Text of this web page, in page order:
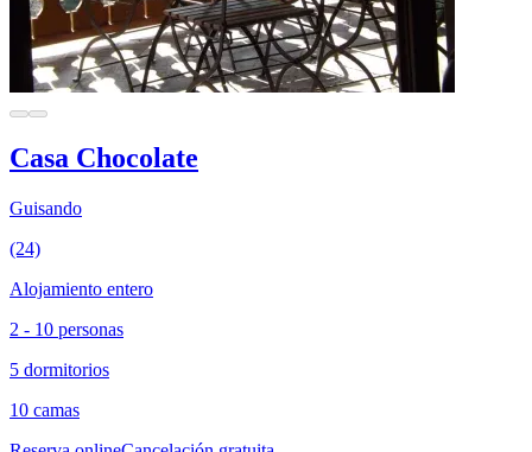
Casa Chocolate
Guisando
(24)
Alojamiento entero
2 - 10 personas
5 dormitorios
10 camas